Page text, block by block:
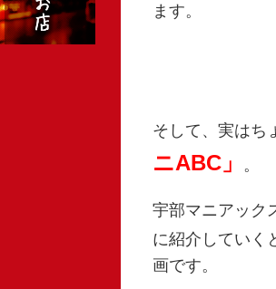
ます。
そして、実はち
ニABC」 。
宇部マニアック
に紹介していく
画です。